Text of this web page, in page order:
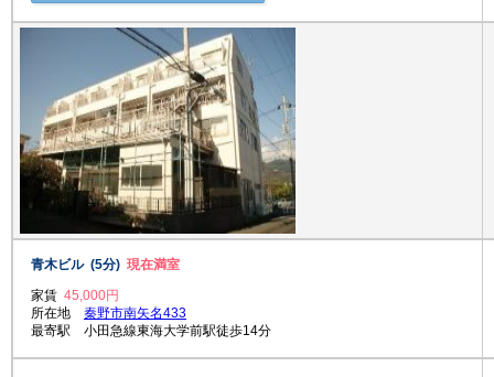
青木ビル (5分) 現在満室
家賃 45,000円
所在地 秦野市南矢名433
最寄駅 小田急線東海大学前駅徒歩14分